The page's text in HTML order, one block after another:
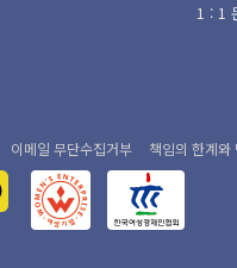
1:1
이메일 무단수집거부 책임의 한계와